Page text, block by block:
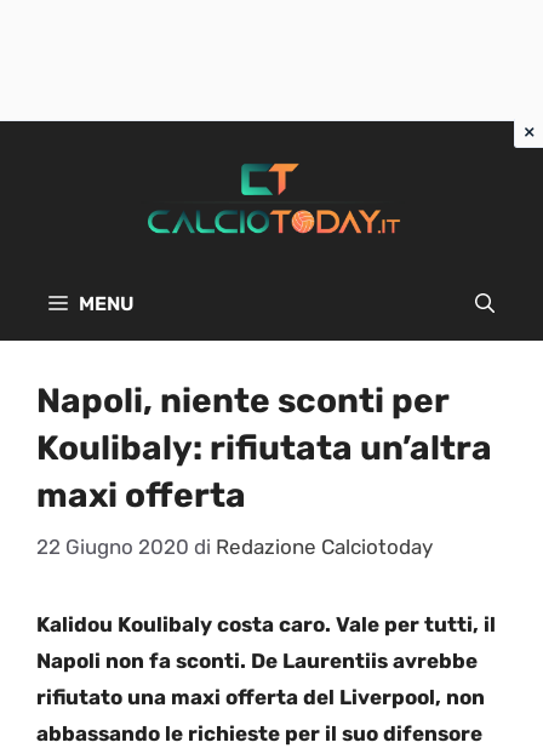
MENU
Napoli, niente sconti per
Koulibaly: rifiutata un’altra
maxi offerta
22 Giugno 2020 di Redazione Calciotoday
Kalidou Koulibaly costa caro. Vale per tutti, il
Napoli non fa sconti. De Laurentiis avrebbe
rifiutato una maxi offerta del Liverpool, non
abbassando le richieste per il suo difensore